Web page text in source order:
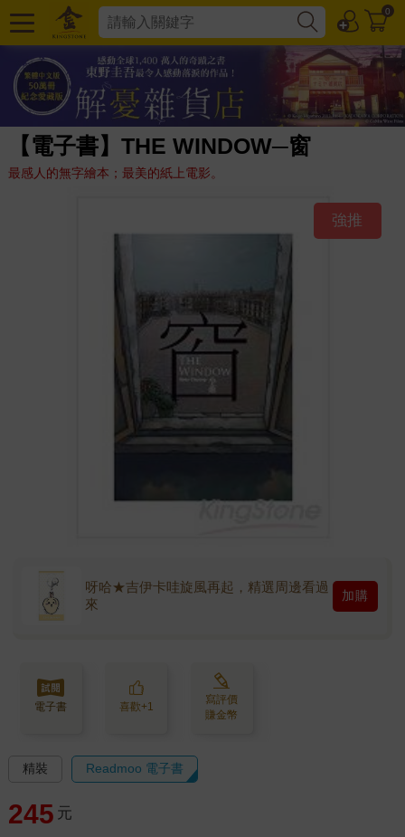
0
【電子書】THE WINDOW─窗
最感人的無字繪本；最美的紙上電影。
強推
呀哈★吉伊卡哇旋風再起，精選周邊看過
來
加購
電子書 喜歡+1
寫評價
賺金幣
精裝 Readmoo 電子書
245 元